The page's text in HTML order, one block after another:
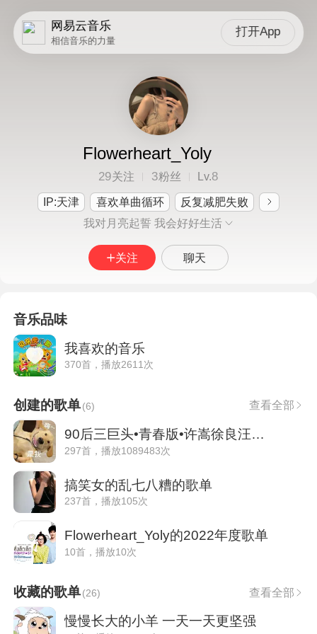
网易云音乐
相信音乐的力量
打开App
Flowerheart_Yoly
29关注 3粉丝 Lv.8
IP:天津 喜欢单曲循环
反复减肥失败
我对月亮起誓 我会好好生活
关注 聊天
音乐品味
我喜欢的音乐
370首，播放2611次
创建的歌单(6) 查看全部
90后三巨头•青春版•许嵩徐良汪苏泷
297首，播放1089483次
搞笑女的乱七八糟的歌单
237首，播放105次
Flowerheart_Yoly的2022年度歌单
10首，播放10次
收藏的歌单(26) 查看全部
慢慢长大的小羊 一天一天更坚强